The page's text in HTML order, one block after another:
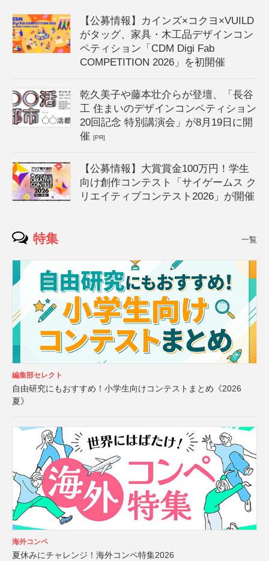
【公募情報】カインズ×コクヨ×VUILD
がタッグ、家具・木工品デザインコン
ペティション「CDM Digi Fab
COMPETITION 2026」を初開催
乾久美子や藤本壮介らが登壇、「長谷
工 住まいのデザインコンペティション
20回記念 特別講演会」が8月19日に開
催[PR]
【公募情報】大賞賞金100万円！学生
向け創作コンテスト「サイゲームス ク
リエイティブコンテスト2026」が開催
特集 一覧
編集部セレクト
自由研究にもおすすめ！小学生向けコンテストまとめ《2026
夏》
海外コンペ
夏休みにチャレンジ！海外コンペ特集2026